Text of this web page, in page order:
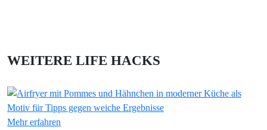
WEITERE LIFE HACKS
Mehr erfahren